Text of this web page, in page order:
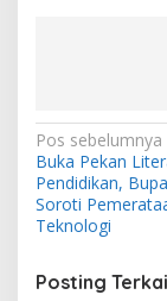
N
a
v
g
Pos sebelumnya
Buka Pekan
Pendidikan,
Soroti
Teknologi
Posting